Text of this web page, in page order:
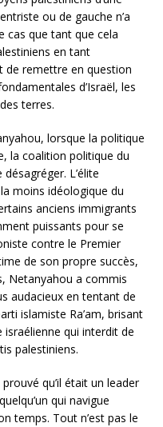
ou de gauche n’a
cas que tant que cela
en tant
de remettre en question
d’Israël, les
terres.
lorsque la politique
la coalition politique du
L’élite
moins idéologique du
anciens immigrants
puissants pour se
contre le Premier
de son propre succès,
Netanyahou a commis
audacieux en tentant de
islamiste Ra’am, brisant
qui interdit de
palestiniens.
qu’il était un leader
qui navigue
temps. Tout n’est pas le